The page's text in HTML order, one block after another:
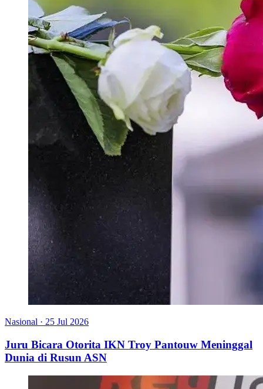
Nasional · 25 Jul 2026
Juru Bicara Otorita IKN Troy Pantouw Meninggal
Dunia di Rusun ASN